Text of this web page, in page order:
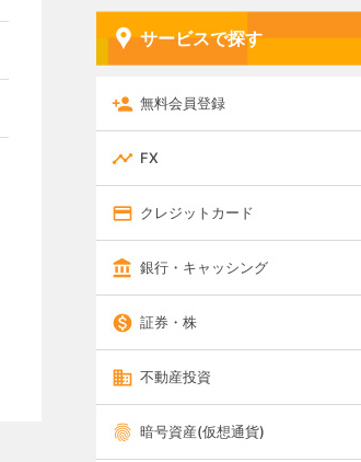
サービスで探す
無料会員登録
FX
クレジットカード
銀行・キャッシング
証券・株
不動産投資
暗号資産(仮想通貨)